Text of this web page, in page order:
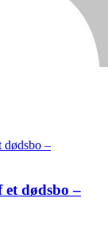
dødsbo –